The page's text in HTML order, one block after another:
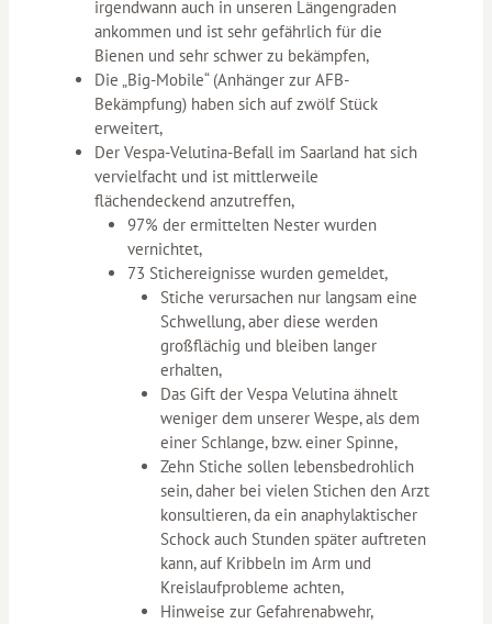
irgendwann auch in unseren Längengraden
ankommen und ist sehr gefährlich für die
Bienen und sehr schwer zu bekämpfen,
Die „Big-Mobile“ (Anhänger zur AFB-
Bekämpfung) haben sich auf zwölf Stück
erweitert,
Der Vespa-Velutina-Befall im Saarland hat sich
vervielfacht und ist mittlerweile
flächendeckend anzutreffen,
97% der ermittelten Nester wurden
vernichtet,
73 Stichereignisse wurden gemeldet,
Stiche verursachen nur langsam eine
Schwellung, aber diese werden
großflächig und bleiben langer
erhalten,
Das Gift der Vespa Velutina ähnelt
weniger dem unserer Wespe, als dem
einer Schlange, bzw. einer Spinne,
Zehn Stiche sollen lebensbedrohlich
sein, daher bei vielen Stichen den Arzt
konsultieren, da ein anaphylaktischer
Schock auch Stunden später auftreten
kann, auf Kribbeln im Arm und
Kreislaufprobleme achten,
Hinweise zur Gefahrenabwehr,